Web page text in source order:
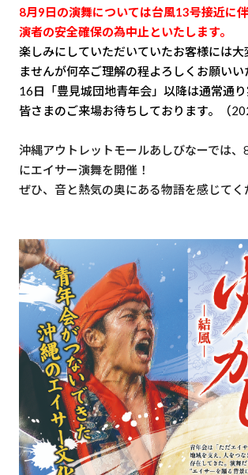
8月9日の演舞については台風13号接近に
演者の安全確保の為中止といたします。
楽しみにしていただいていたお客様には大
ませんが何卒ご理解の程よろしくお願いい
16日「豊見城団地青年会」以降は通常通り
皆さまのご来場お待ちしております。（
沖縄アウトレットモールあしびなーでは、
にエイサー演舞を開催！
ぜひ、音と熱気の奥にある物語を感じてく